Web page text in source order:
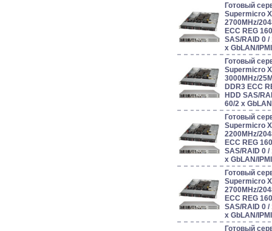
Готовый
Supermicro
2700MHz/
ECC REG
SAS/RAID 0 /
x GbLAN/
Готовый
Supermicro
3000MHz/
DDR3 ECC
HDD SAS/
60/2 x
Готовый
Supermicro
2200MHz/
ECC REG
SAS/RAID 0 /
x GbLAN/
Готовый
Supermicro
2700MHz/
ECC REG
SAS/RAID 0 /
x GbLAN/
Готовый